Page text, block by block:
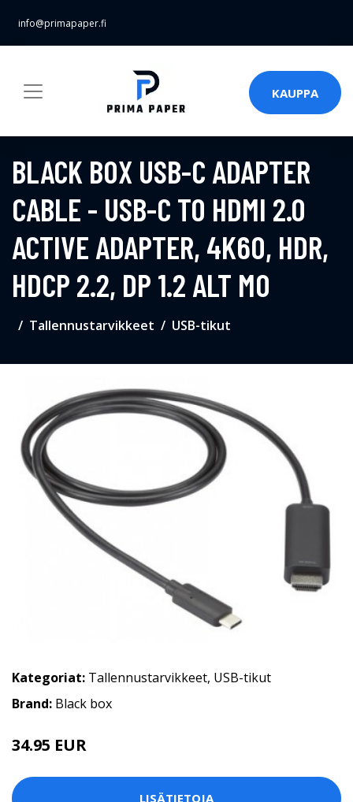
info@primapaper.fi
KAUPPA
BLACK BOX USB-C ADAPTER
CABLE - USB-C TO HDMI 2.0
ACTIVE ADAPTER, 4K60, HDR,
HDCP 2.2, DP 1.2 ALT MO
Tallennustarvikkeet USB-tikut
Kategoriat: Tallennustarvikkeet, USB-tikut
Brand: Black box
34.95 EUR
LISÄTIETOJA